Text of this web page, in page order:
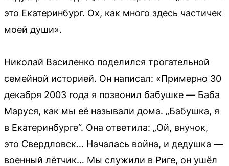
это Екатеринбург. Ох, как много здесь частичек
моей души».
Николай Василенко поделился трогательной
семейной историей. Он написал: «Примерно 30
декабря 2003 года я позвонил бабушке — Баба
Маруся, как мы её называли дома. „Бабушка, я
в Екатеринбурге“. Она ответила: „Ой, внучок,
это Свердловск… Началась война, и дедушка —
военный лётчик… Мы служили в Риге, он ушёл